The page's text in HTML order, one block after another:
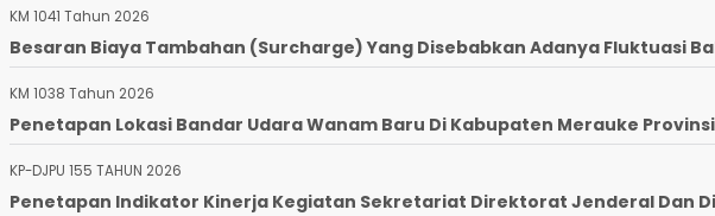
KM 1041 Tahun 2026
Besaran Biaya Tambahan (Surcharge) Yang Disebabkan Adanya Fluktuasi
KM 1038 Tahun 2026
Penetapan Lokasi Bandar Udara Wanam Baru Di Kabupaten Merauke Provinsi
KP-DJPU 155 TAHUN 2026
Penetapan Indikator Kinerja Kegiatan Sekretariat Direktorat Jenderal Dan